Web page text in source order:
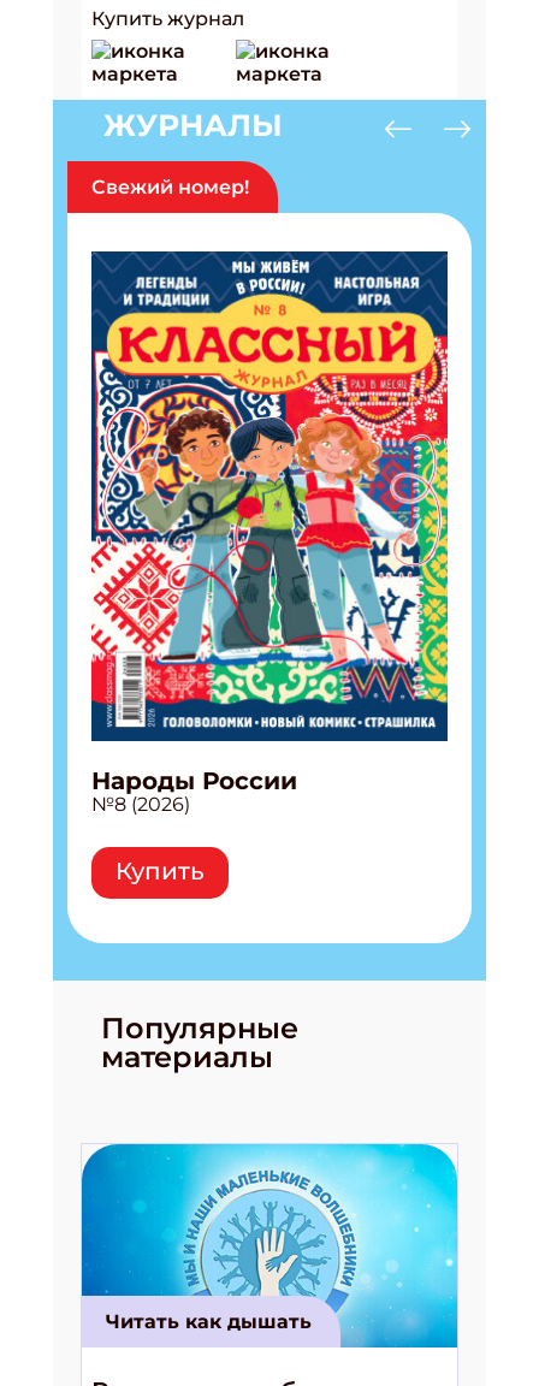
Купить журнал
ЖУРНАЛЫ
Свежий номер!
Народы России
№8 (2026)
Купить
Популярные
материалы
Читать как дышать